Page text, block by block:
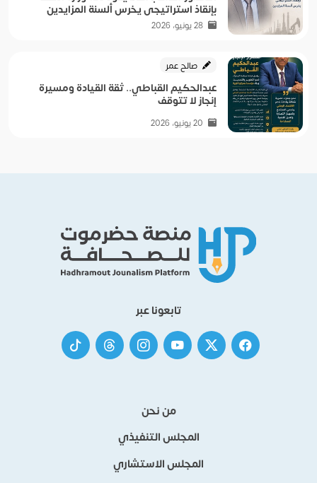
بإنقاذ استراتيجي يخرس ألسنة المزايدين
صالح عمر
عبدالحكيم القباطي.. ثقة القيادة ومسيرة
إنجاز لا تتوقف
تابعونا عبر
من نحن
المجلس التنفيذي
المجلس الاستشاري